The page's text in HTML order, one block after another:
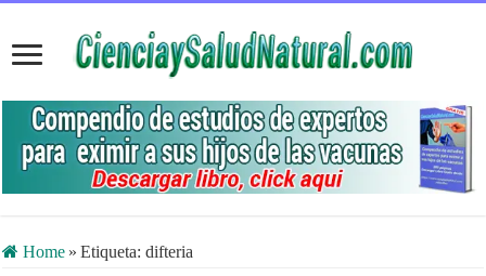
Home » Etiqueta:difteria